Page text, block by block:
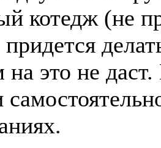
котедж (не
на это не